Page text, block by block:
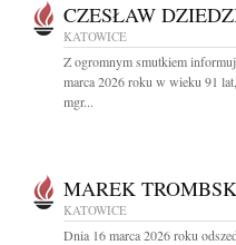
CZESŁAW
KATOWICE
Z ogromnym smutkiem
marca 2026 roku w wieku 91 lat,
mgr...
MAREK
KATOWICE
Dnia 16 marca 2026 roku